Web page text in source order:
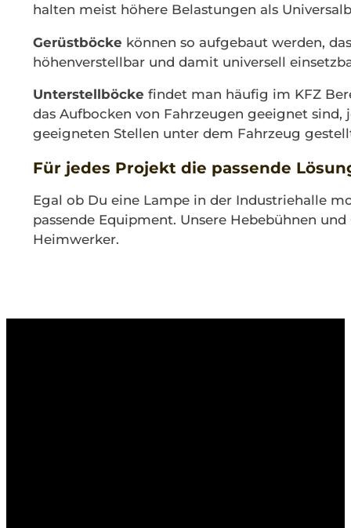
halten meist höhere Belastungen als
Gerüstböcke können so aufgebaut werden,
höhenverstellbar und damit universell
Unterstellböcke findet man häufig im KFZ
das Aufbocken von Fahrzeugen geeignet
geeigneten Stellen unter dem Fahrzeug
Für jedes Projekt die passende
Egal ob Du eine Lampe in der Industriehalle
passende Equipment. Unsere Hebebühnen
Heimwerker.